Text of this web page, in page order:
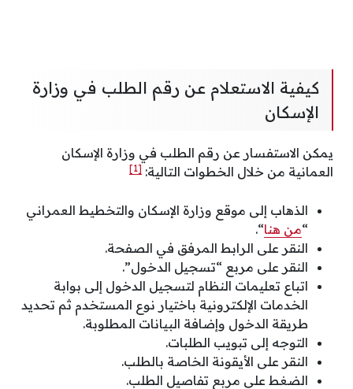
كيفية الاستعلام عن رقم الطلب في وزارة
الإسكان
يمكن الاستفسار عن رقم الطلب في وزارة الإسكان
العمانية من خلال الخطوات التالية: [1]
الذهاب إلى موقع وزارة الإسكان والتخطيط العمراني
“من هنا“.
النقر على الرابط المرفق في الصفحة.
النقر على مربع “تسجيل الدخول”.
اتباع تعليمات النظام لتسجيل الدخول إلى بوابة
الخدمات الإلكترونية باختيار نوع المستخدم ثم تحديد
طريقة الدخول وإضافة البيانات المطلوبة.
التوجه إلى تبويب الطلبات.
النقر على الأيقونة الخاصة بالطلب.
الضغط على مربع تفاصيل الطلب.